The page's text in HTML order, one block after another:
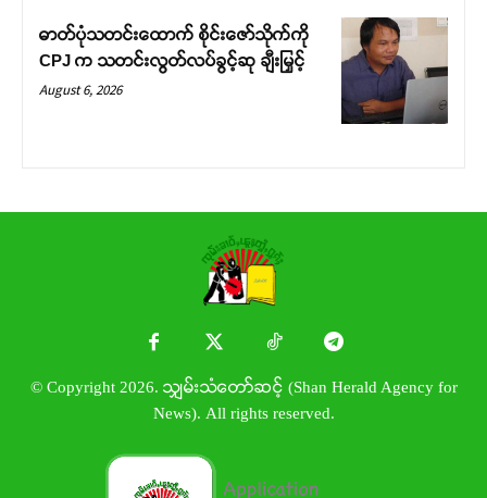
ဓာတ်ပုံသတင်းထောက် စိုင်းဇော်သိုက်ကို
CPJ က သတင်းလွတ်လပ်ခွင့်ဆု ချီးမြှင့်
August 6, 2026
© Copyright 2026. သျှမ်းသံတော်ဆင့် (Shan Herald Agency for
News). All rights reserved.